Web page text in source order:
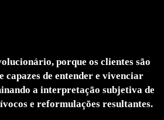
porque os clientes são
capazes de entender e vivenciar
a interpretação subjetiva de
e reformulações resultantes.